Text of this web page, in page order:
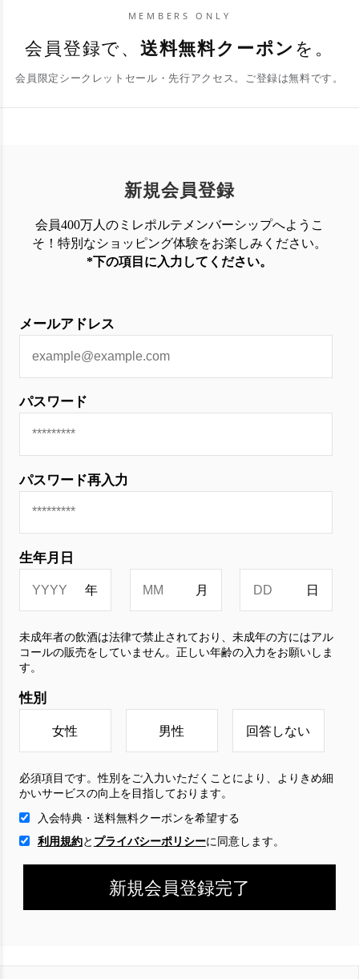
MEMBERS ONLY
会員登録で、 送料無料クーポン を。
会員限定シークレットセール・先行アクセス。ご登録は無料です。
新規会員登録
会員400万人のミレポルテメンバーシップへようこ
そ！特別なショッピング体験をお楽しみください。
*下の項目に入力してください。
メールアドレス
パスワード
パスワード再入力
生年月日
未成年者の飲酒は法律で禁止されており、未成年の方にはアル
コールの販売をしていません。正しい年齢の入力をお願いしま
す。
性別
女性 男性 回答しない
必須項目です。性別をご入力いただくことにより、よりきめ細
かいサービスの向上を目指しております。
入会特典・送料無料クーポンを希望する
利用規約と プライバシーポリシーに 同意します。